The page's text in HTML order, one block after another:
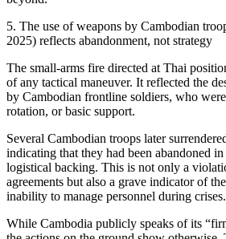
5. The use of weapons by Cambodian
2025) reflects abandonment, not strategy
The small-arms fire directed at Thai
of any tactical maneuver. It reflected the
by Cambodian frontline soldiers, who
rotation, or basic support.
Several Cambodian troops later
indicating that they had been abandoned
logistical backing. This is not only a
agreements but also a grave indicator of
inability to manage personnel during crises.
While Cambodia publicly speaks of its